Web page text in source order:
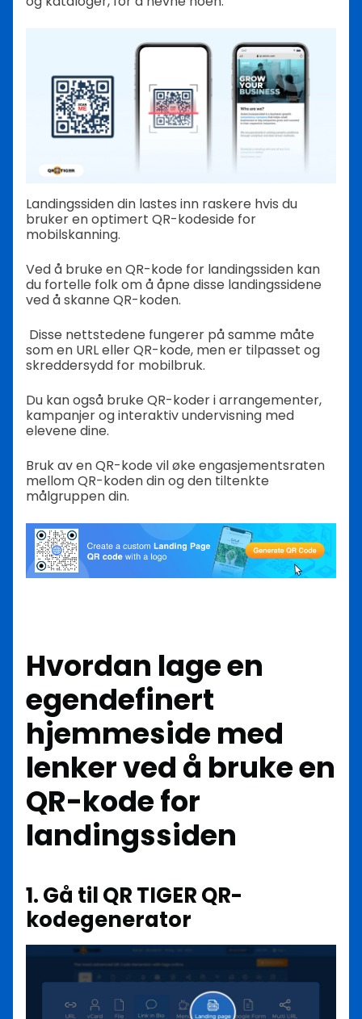
Landingssiden din lastes inn raskere hvis du
bruker en optimert QR-kodeside for
mobilskanning.
Ved å bruke en QR-kode for landingssiden kan
du fortelle folk om å åpne disse landingssidene
ved å skanne QR-koden.
Disse nettstedene fungerer på samme måte
som en URL eller QR-kode, men er tilpasset og
skreddersydd for mobilbruk.
Du kan også bruke QR-koder i arrangementer,
kampanjer og interaktiv undervisning med
elevene dine.
Bruk av en QR-kode vil øke engasjementsraten
mellom QR-koden din og den tiltenkte
målgruppen din.
Hvordan lage en
egendefinert
hjemmeside med
lenker ved å bruke en
QR-kode for
landingssiden
1. Gå til QR TIGER QR-
kodegenerator